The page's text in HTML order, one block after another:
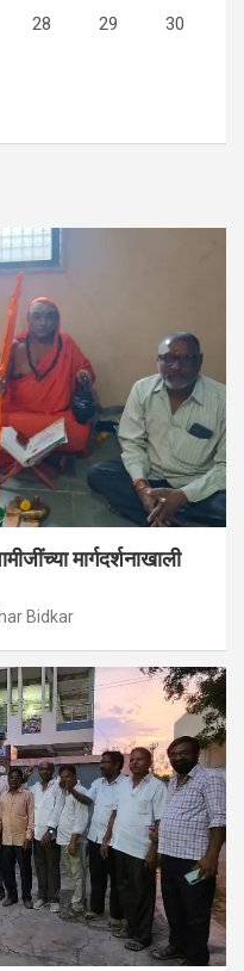
28 29 30
मार्गदर्शनाखाली
Bidkar